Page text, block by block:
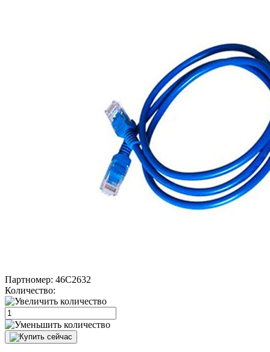
Партномер: 46C2632
Количество: